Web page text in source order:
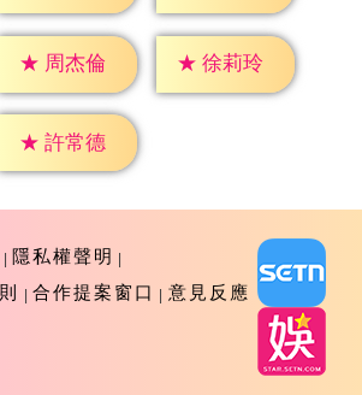
★ 周杰倫 ★ 徐莉玲
★ 許常德
隱私權聲明
合作提案窗口 意見反應